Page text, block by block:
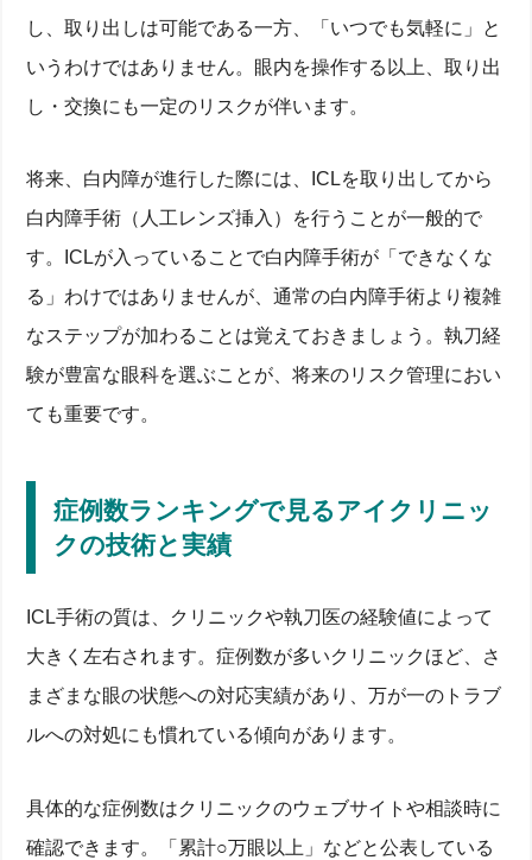
し、取り出しは可能である一方、「いつでも気軽に」と
いうわけではありません。眼内を操作する以上、取り出
し・交換にも一定のリスクが伴います。
将来、白内障が進行した際には、ICLを取り出してから
白内障手術（人工レンズ挿入）を行うことが一般的で
す。ICLが入っていることで白内障手術が「できなくな
る」わけではありませんが、通常の白内障手術より複雑
なステップが加わることは覚えておきましょう。執刀経
験が豊富な眼科を選ぶことが、将来のリスク管理におい
ても重要です。
症例数ランキングで見るアイクリニッ
クの技術と実績
ICL手術の質は、クリニックや執刀医の経験値によって
大きく左右されます。症例数が多いクリニックほど、さ
まざまな眼の状態への対応実績があり、万が一のトラブ
ルへの対処にも慣れている傾向があります。
具体的な症例数はクリニックのウェブサイトや相談時に
確認できます。「累計○万眼以上」などと公表している